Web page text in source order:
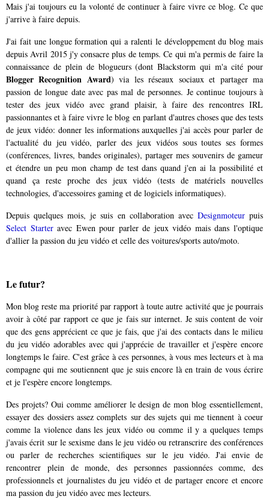
Mais j'ai toujours eu la volonté de continuer à faire vivre ce blog. Ce que
j'arrive à faire depuis.
J'ai fait une longue formation qui a ralenti le développement du blog mais
depuis Avril 2015 j'y consacre plus de temps. Ce qui m'a permis de faire la
connaissance de plein de blogueurs (dont Blackstorm qui m'a cité pour
Blogger Recognition Award) via les réseaux sociaux et partager ma
passion de longue date avec pas mal de personnes. Je continue toujours à
tester des jeux vidéo avec grand plaisir, à faire des rencontres IRL
passionnantes et à faire vivre le blog en parlant d'autres choses que des tests
de jeux vidéo: donner les informations auxquelles j'ai accès pour parler de
l'actualité du jeu vidéo, parler des jeux vidéos sous toutes ses formes
(conférences, livres, bandes originales), partager mes souvenirs de gameur
et étendre un peu mon champ de test dans quand j'en ai la possibilité et
quand ça reste proche des jeux vidéo (tests de matériels nouvelles
technologies, d'accessoires gaming et de logiciels informatiques).
Depuis quelques mois, je suis en collaboration avec Designmoteurpuis
Select Starteravec Ewen pour parler de jeux vidéo mais dans l'optique
d'allier la passion du jeu vidéo et celle des voitures/sports auto/moto.
Le futur?
Mon blog reste ma priorité par rapport à toute autre activité que je pourrais
avoir à côté par rapport ce que je fais sur internet. Je suis content de voir
que des gens apprécient ce que je fais, que j'ai des contacts dans le milieu
du jeu vidéo adorables avec qui j'apprécie de travailler et j'espère encore
longtemps le faire. C'est grâce à ces personnes, à vous mes lecteurs et à ma
compagne qui me soutiennent que je suis encore là en train de vous écrire
et je l'espère encore longtemps.
Des projets? Oui comme améliorer le design de mon blog essentiellement,
essayer des dossiers assez complets sur des sujets qui me tiennent à coeur
comme la violence dans les jeux vidéo ou comme il y a quelques temps
j'avais écrit sur le sexisme dans le jeu vidéo ou retranscrire des conférences
ou parler de recherches scientifiques sur le jeu vidéo. J'ai envie de
rencontrer plein de monde, des personnes passionnées comme, des
professionnels et journalistes du jeu vidéo et de partager encore et encore
ma passion du jeu vidéo avec mes lecteurs.